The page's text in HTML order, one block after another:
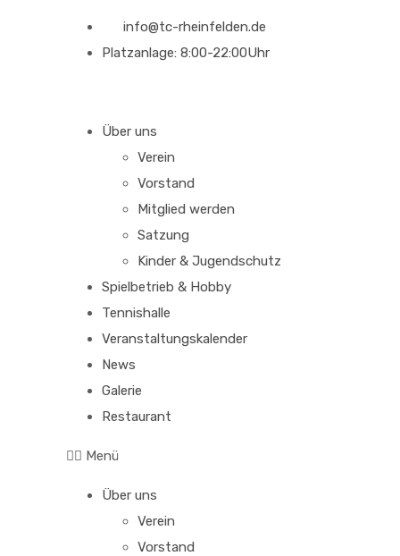
info@tc-rheinfelden.de
Platzanlage: 8:00-22:00Uhr
Über uns
Verein
Vorstand
Mitglied werden
Satzung
Kinder & Jugendschutz
Spielbetrieb & Hobby
Tennishalle
Veranstaltungskalender
News
Galerie
Restaurant
Menü
Über uns
Verein
Vorstand